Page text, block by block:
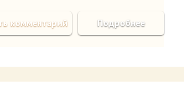
Подробнее
комментарий